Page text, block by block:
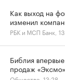
Как выход на
изменил
РБК и МСП Банк,
Библия
продаж «Эксмо»